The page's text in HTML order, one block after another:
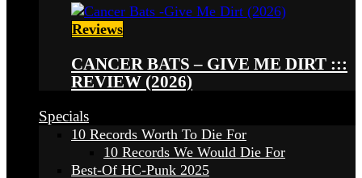
Reviews
CANCER BATS – GIVE ME DIRT :::
REVIEW (2026)
Specials
10 Records Worth To Die For
10 Records We Would Die For
Best-Of HC-Punk 2025